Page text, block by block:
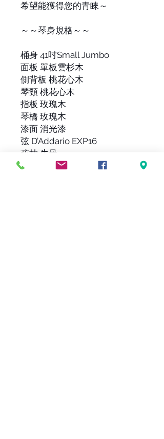
希望能獲得您的青睞～
～～琴身規格～～
桶身 41吋Small Jumbo
面板 單板雲杉木
側背板 桃花心木
琴頸 桃花心木
指板 玫瑰木
琴橋 玫瑰木
漆面 消光漆
弦 D’Addario EXP16
弦枕 牛骨
指板寬度 43mm